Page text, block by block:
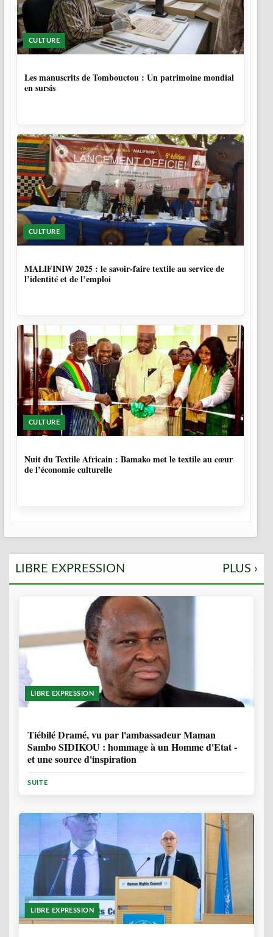
CULTURE
Les manuscrits de Tombouctou : Un patrimoine mondial
en sursis
CULTURE
MALIFINIW 2025 : le savoir-faire textile au service de
l’identité et de l’emploi
CULTURE
Nuit du Textile Africain : Bamako met le textile au cœur
de l’économie culturelle
LIBRE EXPRESSION PLUS ›
LIBRE EXPRESSION
Tiébilé Dramé, vu par l'ambassadeur Maman
Sambo SIDIKOU : hommage à un Homme d'Etat -
et une source d'inspiration
SUITE
LIBRE EXPRESSION